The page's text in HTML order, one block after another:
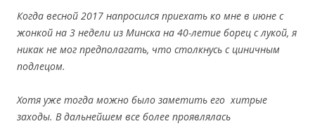
Когда весной 2017 напросился приехать ко мне в июне с
жонкой на 3 недели из Минска на 40-летие борец с лукой, я
никак не мог предполагать, что столкнусь с циничным
подлецом.
Хотя уже тогда можно было заметить его хитрые
заходы. В дальнейшем все более проявлялась